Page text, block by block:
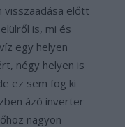
visszaadása előtt
is, mi és
egy helyen
négy helyen is
ez sem fog ki
ázó inverter
nagyon